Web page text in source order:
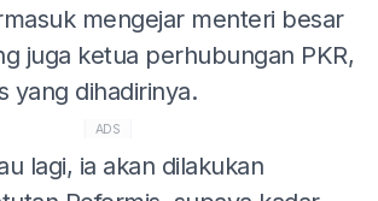
mengejar menteri besar
juga ketua perhubungan PKR,
yang dihadirinya.
ADS
lagi, ia akan dilakukan